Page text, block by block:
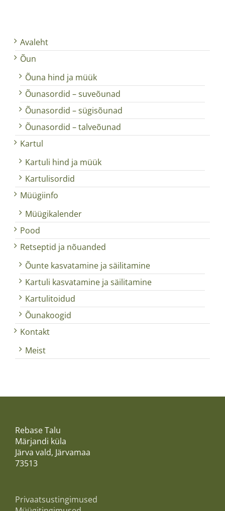
Avaleht
Õun
Õuna hind ja müük
Õunasordid – suveõunad
Õunasordid – sügisõunad
Õunasordid – talveõunad
Kartul
Kartuli hind ja müük
Kartulisordid
Müügiinfo
Müügikalender
Pood
Retseptid ja nõuanded
Õunte kasvatamine ja säilitamine
Kartuli kasvatamine ja säilitamine
Kartulitoidud
Õunakoogid
Kontakt
Meist
Rebase Talu
Märjandi küla
Järva vald, Järvamaa
73513
Privaatsustingimused